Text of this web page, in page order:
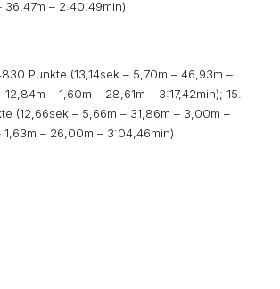
36,47m – 2:40,49min)
Punkte (13,14sek – 5,70m – 46,93m –
– 1,60m – 28,61m – 3:17,42min); 15.
(12,66sek – 5,66m – 31,86m – 3,00m –
1,63m – 26,00m – 3:04,46min)